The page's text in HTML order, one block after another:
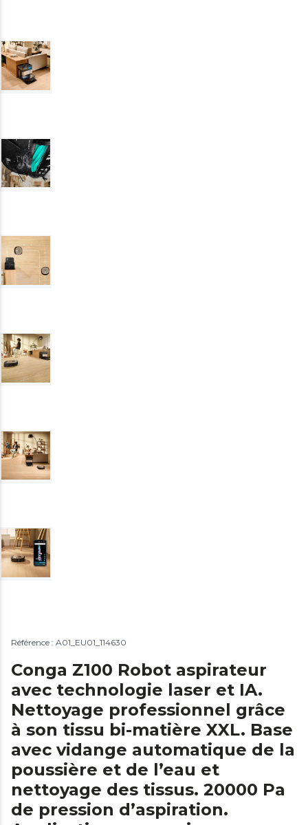
Référence : A01_EU01_114630
Conga Z100 Robot aspirateur
avec technologie laser et IA.
Nettoyage professionnel grâce
à son tissu bi-matière XXL. Base
avec vidange automatique de la
poussière et de l’eau et
nettoyage des tissus. 20000 Pa
de pression d’aspiration.